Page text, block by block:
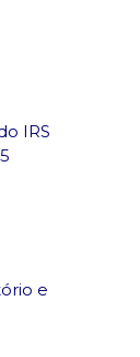
IRS
e